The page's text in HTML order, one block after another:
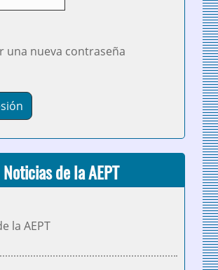
una nueva contraseña
Noticias de la AEPT
la AEPT